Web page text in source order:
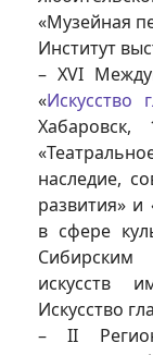
«Музейная
Институт
– XVI
«Искусство
наследие,
развития»
в сфере
Сибирским
искусств
Искусство
– II